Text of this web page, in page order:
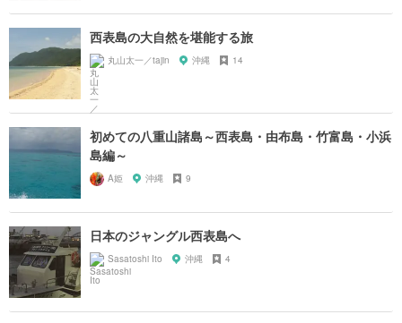
西表島の大自然を堪能する旅
丸山太一／tajin 沖縄 14
初めての八重山諸島～西表島・由布島・竹富島・小浜
島編～
A姫 沖縄 9
日本のジャングル西表島へ
Sasatoshi Ito 沖縄 4